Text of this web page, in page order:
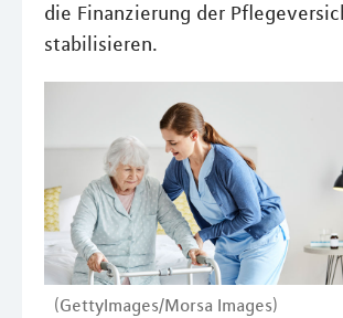
die Finanzierung der
stabilisieren.
(GettyImages/Morsa Images)